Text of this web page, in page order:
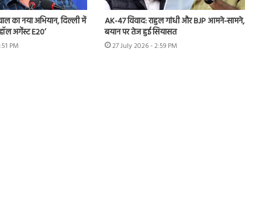
का नया अभियान, दिल्ली में
अगेंस्ट E20’
PM
AK-47 विवाद: राहुल गांधी और BJP आमने-सामने,
बयान पर तेज हुई सियासत
27 July 2026 - 2:59 PM